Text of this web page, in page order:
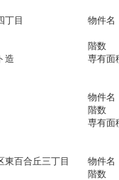
町四丁目 物件名
年２月 階数
リート造 専有面
梶原 物件名 ：
年７月 階数
ト造 専有面積
百合丘三丁目 物件
年３月 階数